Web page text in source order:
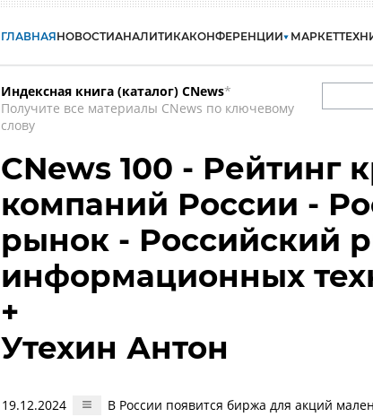
ГЛАВНАЯНОВОСТИАНАЛИТИКАКОНФЕРЕНЦИИ МАРКЕТ
Индексная книга (каталог) CNews*
Получите все материалы CNews по ключевому
слову
CNews 100 - Рейтинг
компаний России -
рынок - Российский
информационных
+
Утехин Антон
19.12.2024 В России появится биржа для акций